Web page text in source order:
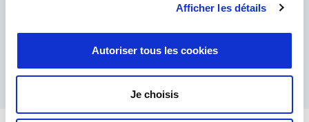
Afficher les détails
Autoriser tous les cookies
Je choisis
política de privacidad.*